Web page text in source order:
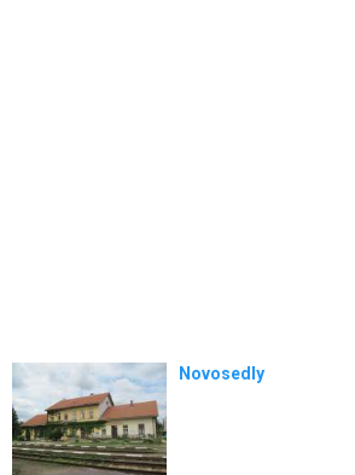
Novosedly